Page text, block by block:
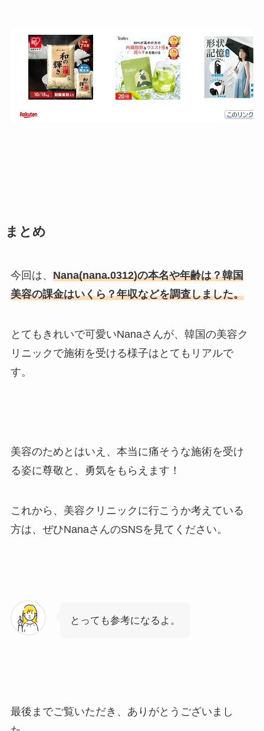
まとめ
今回は、 Nana(nana.0312)の本名や年齢は？韓国
美容の課金はいくら？年収などを調査しました。
とてもきれいで可愛いNanaさんが、韓国の美容ク
リニックで施術を受ける様子はとてもリアルで
す。
美容のためとはいえ、本当に痛そうな施術を受け
る姿に尊敬と、勇気をもらえます！
これから、美容クリニックに行こうか考えている
方は、ぜひNanaさんのSNSを見てください。
とっても参考になるよ。
最後までご覧いただき、ありがとうございまし